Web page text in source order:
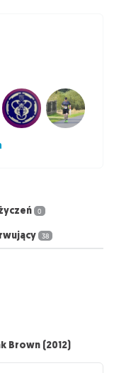
0
38
Brown (2012)